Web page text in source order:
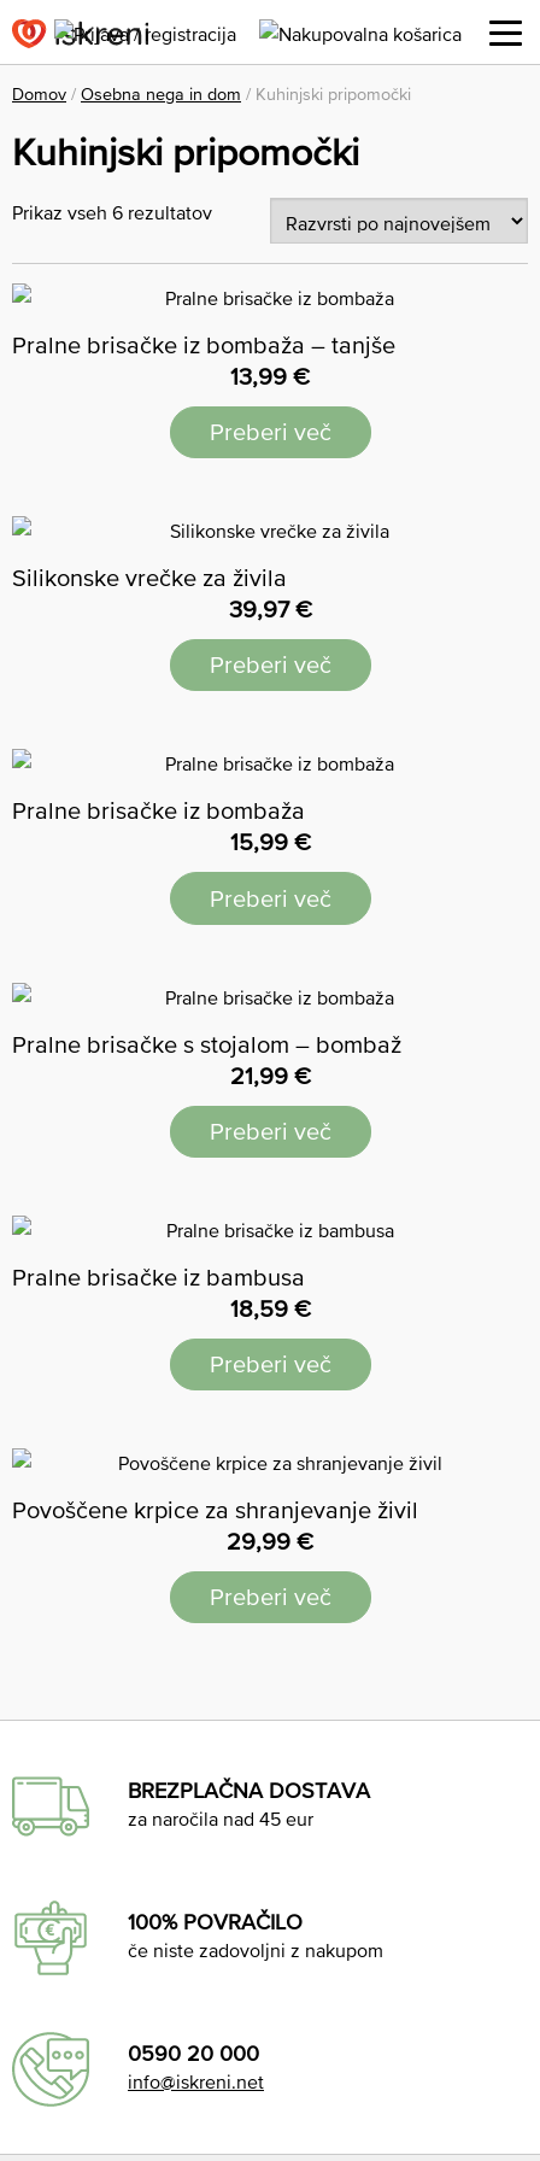
Domov / Osebna nega in dom / Kuhinjski pripomočki
Kuhinjski pripomočki
Prikaz vseh 6 rezultatov
Pralne brisačke iz bombaža – tanjše
13,99 €
Preberi več
Silikonske vrečke za živila
39,97€
Preberi več
Pralne brisačke iz bombaža
15,99 €
Preberi več
Pralne brisačke s stojalom – bombaž
21,99 €
Preberi več
Pralne brisačke iz bambusa
18,59 €
Preberi več
Povoščene krpice za shranjevanje živil
29,99 €
Preberi več
BREZPLAČNA DOSTAVA
za naročila nad 45 eur
100% POVRAČILO
če niste zadovoljni z nakupom
0590 20 000
info@iskreni.net